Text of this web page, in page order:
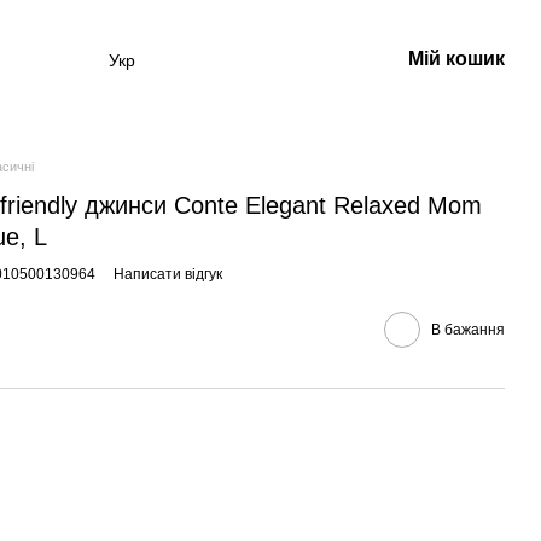
Укр Мій кошик
джинси Conte Elegant Relaxed Mom
L
Написати відгук
В бажання